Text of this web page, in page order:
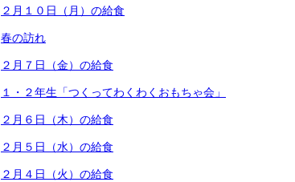
２月１０日（月）の給食
春の訪れ
２月７日（金）の給食
１・２年生「つくってわくわくおもちゃ会」
２月６日（木）の給食
２月５日（水）の給食
２月４日（火）の給食